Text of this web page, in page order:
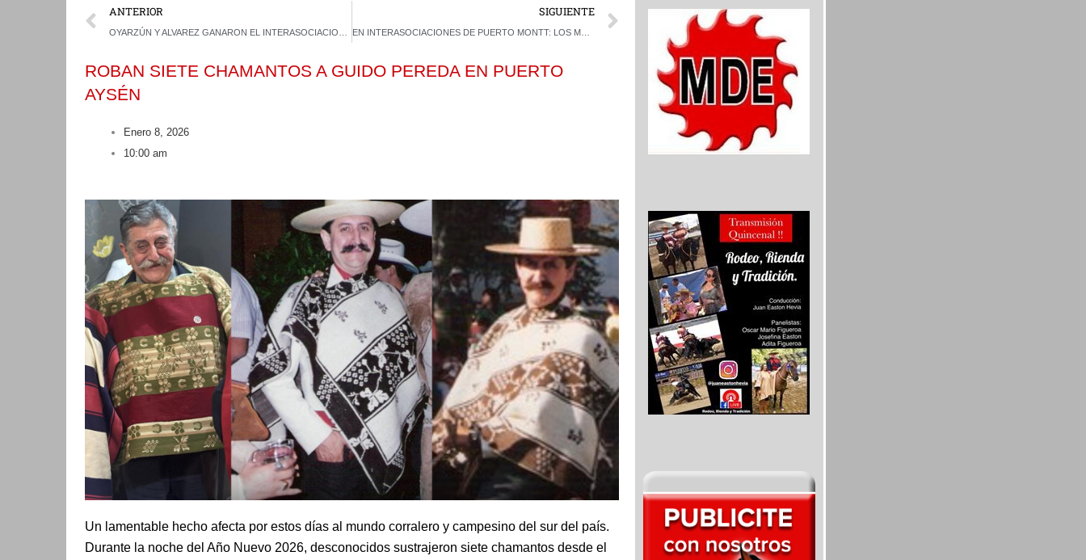
Prev
ANTERIOR SIGUIENTE
EN INTERASOCIACIONES DE PUERTO MONTT: LOS MUÑOZ SE QUEDARON CON EL REQUISITO Y LOS HOTT COMLETARON
Next
ROBAN SIETE CHAMANTOS A GUIDO PEREDA EN PUERTO
AYSÉN
Enero 8, 2026
10:00 am
Un lamentable hecho afecta por estos días al mundo corralero y campesino del sur del país.
Durante la noche del Año Nuevo 2026, desconocidos sustrajeron siete chamantos desde el